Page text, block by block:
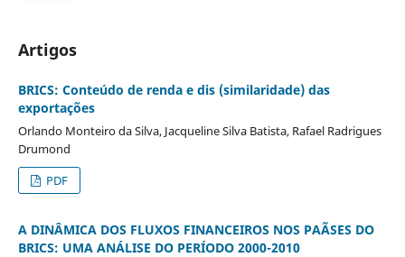
Artigos
BRICS: Conteúdo de renda e dis (similaridade) das
exportações
Orlando Monteiro da Silva, Jacqueline Silva Batista, Rafael Radrigues
Drumond
PDF
A DINÂMICA DOS FLUXOS FINANCEIROS NOS PAÃSES DO
BRICS: UMA ANÁLISE DO PERÍODO 2000-2010